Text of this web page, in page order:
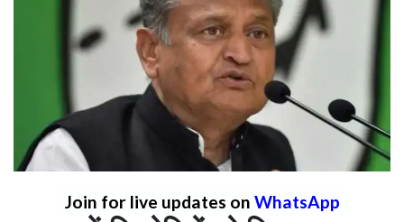
Join for live updates on WhatsApp